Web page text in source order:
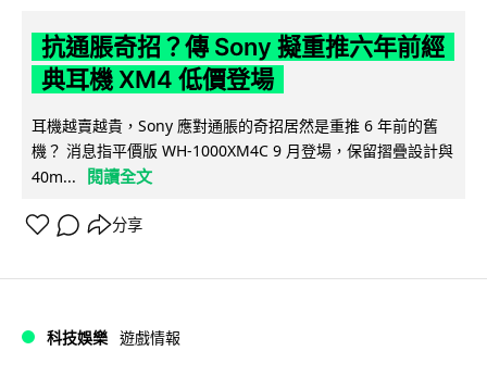
抗通脹奇招？傳 Sony 擬重推六年前經
典耳機 XM4 低價登場
耳機越賣越貴，Sony 應對通脹的奇招居然是重推 6 年前的舊
機？ 消息指平價版 WH-1000XM4C 9 月登場，保留摺疊設計與
40m...
閱讀全文
分享
科技娛樂 遊戲情報